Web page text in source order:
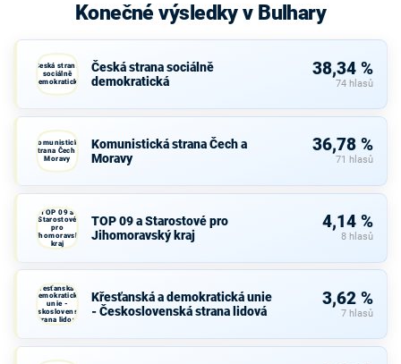
Konečné výsledky v Bulhary
Česká strana
sociálně
demokratická
Česká strana sociálně
demokratická
38,34 %
74 hlasů
Komunistická
strana Čech a
Moravy
Komunistická strana Čech a
Moravy
36,78 %
71 hlasů
TOP 09 a
Starostové
pro
Jihomoravský
kraj
TOP 09 a Starostové pro
Jihomoravský kraj
4,14 %
8 hlasů
Křesťanská a
demokratická
unie -
Československá
strana lidová
Křesťanská a demokratická unie
- Československá strana lidová
3,62 %
7 hlasů